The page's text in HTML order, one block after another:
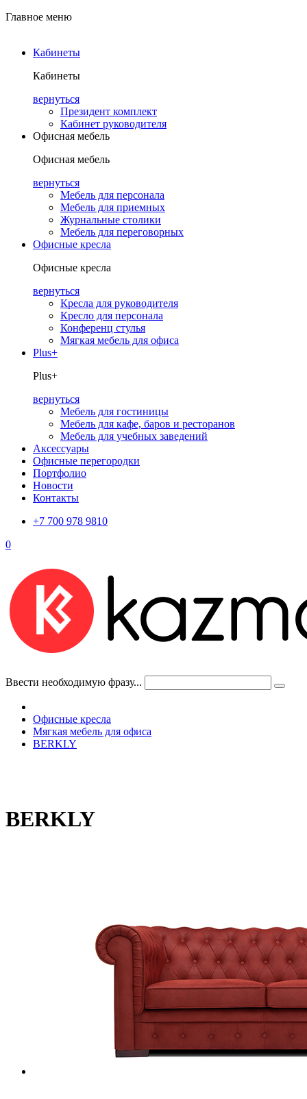
Главное меню
Кабинеты
Кабинеты
вернуться
Президент комплект
Кабинет руководителя
Офисная мебель
Офисная мебель
вернуться
Мебель для персонала
Мебель для приемных
Журнальные столики
Мебель для переговорных
Офисные кресла
Офисные кресла
вернуться
Кресла для руководителя
Кресло для персонала
Конференц стулья
Мягкая мебель для офиса
Plus+
Plus+
вернуться
Мебель для гостиницы
Мебель для кафе, баров и ресторанов
Мебель для учебных заведений
Аксессуары
Офисные перегородки
Портфолио
Новости
Контакты
+7 700 978 9810
0
Ввести необходимую фразу...
Офисные кресла
Мягкая мебель для офиса
BERKLY
BERKLY